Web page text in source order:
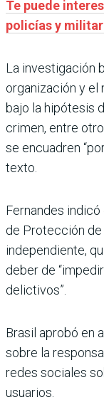
Te puede
policías y
La investigación
organización y el
bajo la hipótesis
crimen, entre
se encuadren
texto.
Fernandes
de Protección de
independiente,
deber de
delictivos”.
Brasil aprobó en
sobre la
redes sociales
usuarios.